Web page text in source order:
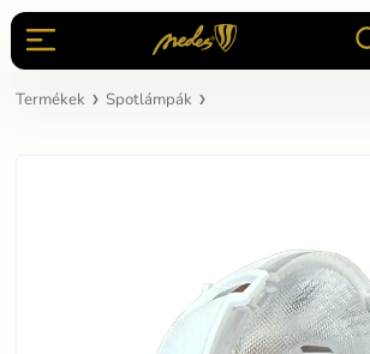
Termékek Spotlámpák